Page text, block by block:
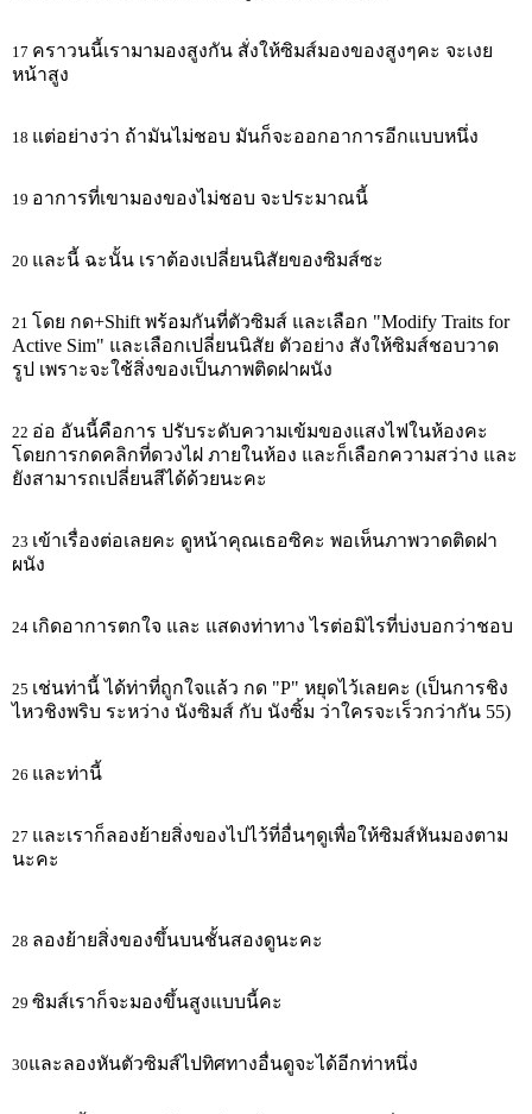
17 คราวนนี้เรามามองสูงกัน สั่งให้ซิมส์มองของสูงๆคะ จะเงย
หน้าสูง
18 แต่อย่างว่า ถ้ามันไม่ชอบ มันก็จะออกอาการอีกแบบหนึ่ง
19 อาการที่เขามองของไม่ชอบ จะประมาณนี้
20 และนี้ ฉะนั้น เราต้องเปลี่ยนนิสัยของซิมส์ซะ
21 โดย กด+Shift พร้อมกันที่ตัวซิมส์ และเลือก "Modify Traits for
Active Sim" และเลือกเปลี่ยนนิสัย ตัวอย่าง สังให้ซิมส์ชอบวาด
รูป เพราะจะใช้สิ่งของเป็นภาพติดฝาผนัง
22 อ่อ อันนี้คือการ ปรับระดับความเข้มของแสงไฟในห้องคะ
โดยการกดคลิกที่ดวงไฝ ภายในห้อง และก็เลือกความสว่าง และ
ยังสามารถเปลี่ยนสีได้ด้วยนะคะ
23 เข้าเรื่องต่อเลยคะ ดูหน้าคุณเธอซิคะ พอเห็นภาพวาดติดฝา
ผนัง
24 เกิดอาการตกใจ และ แสดงท่าทาง ไรต่อมิไรที่บ่งบอกว่าชอบ
25 เช่นท่านี้ ได้ท่าที่ถูกใจแล้ว กด "P" หยุดไว้เลยคะ (เป็นการชิง
ไหวชิงพริบ ระหว่าง นังซิมส์ กับ นังซิ้ม ว่าใครจะเร็วกว่ากัน 55)
26 และท่านี้
27 และเราก็ลองย้ายสิ่งของไปไว้ที่อื่นๆดูเพื่อให้ซิมส์หันมองตาม
นะคะ
28 ลองย้ายสิ่งของขึ้นบนชั้นสองดูนะคะ
29 ซิมส์เราก็จะมองขึ้นสูงแบบนี้คะ
30และลองหันตัวซิมส์ไปทิศทางอื่นดูจะได้อีกท่าหนึ่ง